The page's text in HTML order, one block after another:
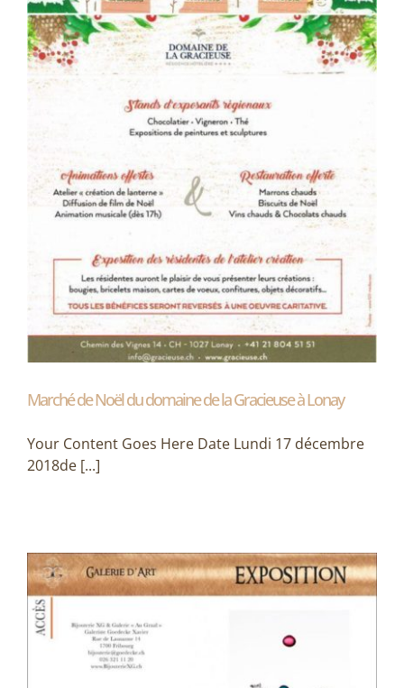
Marché de Noël du domaine de la Gracieuse à Lonay
Your Content Goes Here Date Lundi 17 décembre
2018de [...]